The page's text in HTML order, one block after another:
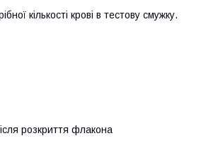
кількості крові в тестову смужку.
розкриття флакона